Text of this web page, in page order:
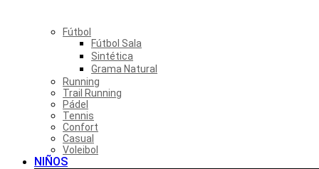
Fútbol
Fútbol Sala
Sintética
Grama Natural
Running
Trail Running
Pádel
Tennis
Confort
Casual
Voleibol
NIÑOS